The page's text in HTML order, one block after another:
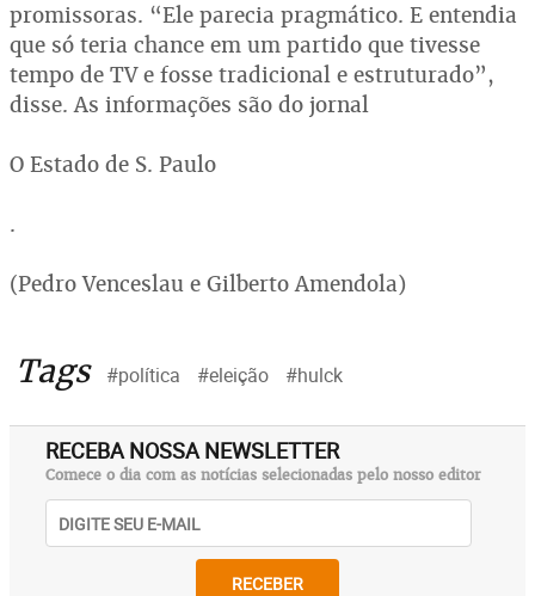
promissoras. “Ele parecia pragmático. E entendia
que só teria chance em um partido que tivesse
tempo de TV e fosse tradicional e estruturado”,
disse. As informações são do jornal
O Estado de S. Paulo
.
(Pedro Venceslau e Gilberto Amendola)
Tags #política #eleição #hulck
RECEBA NOSSA NEWSLETTER
Comece o dia com as notícias selecionadas pelo nosso editor
RECEBER